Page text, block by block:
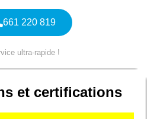
661 220 819
ultra-rapide !
et certifications